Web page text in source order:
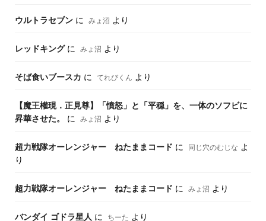
ウルトラセブンに みょ沼 より
レッドキングに みょ沼 より
そば食いブースカ に てれびくん より
【魔王權現．正見尊】「憤怒」と「平穏」を、一体のソフビに
昇華させた。
に みょ沼 より
超力戦隊オーレンジャー ねたままコード に 同じ穴のむじな よ
り
超力戦隊オーレンジャー ねたままコード に みょ沼 より
バンダイ ゴドラ星人 に ちーた より